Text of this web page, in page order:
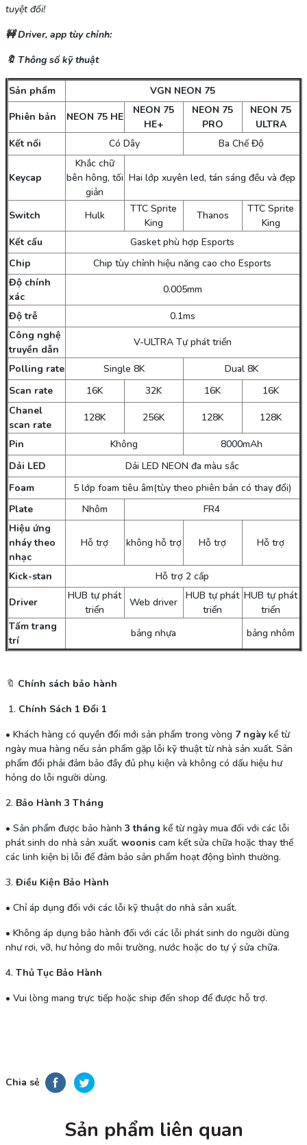
tuyệt đối!
🚧 Driver, app tùy chỉnh:
🔖 Thông số kỹ thuật
Sản phẩm
VGN NEON 75
Phiên bản
NEON 75 HE
NEON 75
HE+
NEON 75
PRO
NEON 75
ULTRA
Kết nối
Có Dây Ba Chế Độ
Keycap
Khắc chữ
bên hông, tối
giản
Hai lớp xuyên led, tán sáng đều và đẹp
Switch Hulk
TTC Sprite
King
Thanos
TTC Sprite
King
Kết cấu
Gasket phù hợp Esports
Chip
Chip tùy chỉnh hiệu năng cao cho Esports
Độ chính
xác
0.005mm
Độ trễ
0.1ms
Công nghệ
truyền dẫn
V-ULTRA Tự phát triển
Polling rate Single 8K
Dual 8K
Scan rate
16K 32K 16K
16K
Chanel
scan rate
128K 256K 128K 128K
Pin Không
8000mAh
Dải LED
Dải LED NEON đa màu sắc
Foam
5 lớp foam tiêu âm(tùy theo phiên bản có thay đổi)
Plate
Nhôm
FR4
Hiệu ứng
nháy theo
nhạc
Hỗ trợ không hỗ trợ Hỗ trợ Hỗ trợ
Kick-stan
Hỗ trợ 2 cấp
Driver
HUB tự phát
triển
Web driver
HUB tự phát
triển
HUB tự phát
triển
Tấm trang
trí
bảng nhựa bảng nhôm
🔖 Chính sách bảo hành
1. Chính Sách 1 Đổi 1
• Khách hàng có quyền đổi mới sản phẩm trong vòng 7 ngày kể từ
ngày mua hàng nếu sản phẩm gặp lỗi kỹ thuật từ nhà sản xuất. Sản
phẩm đổi phải đảm bảo đầy đủ phụ kiện và không có dấu hiệu hư
hỏng do lỗi người dùng.
2. Bảo Hành 3 Tháng
• Sản phẩm được bảo hành 3 tháng kể từ ngày mua đối với các lỗi
phát sinh do nhà sản xuất. woonis cam kết sửa chữa hoặc thay thế
các linh kiện bị lỗi để đảm bảo sản phẩm hoạt động bình thường.
3. Điều Kiện Bảo Hành
• Chỉ áp dụng đối với các lỗi kỹ thuật do nhà sản xuất.
• Không áp dụng bảo hành đối với các lỗi phát sinh do người dùng
như rơi, vỡ, hư hỏng do môi trường, nước hoặc do tự ý sửa chữa.
4. Thủ Tục Bảo Hành
• Vui lòng mang trực tiếp hoặc ship đến shop để được hỗ trợ.
Chia sẻ
Sản phẩm liên quan